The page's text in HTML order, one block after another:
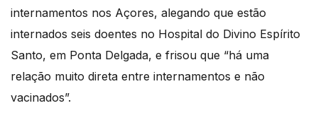
internamentos nos Açores, alegando que estão
internados seis doentes no Hospital do Divino Espírito
Santo, em Ponta Delgada, e frisou que “há uma
relação muito direta entre internamentos e não
vacinados”.